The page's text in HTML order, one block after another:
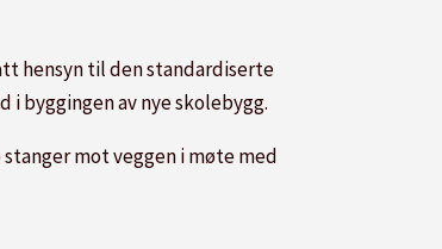
hensyn til den standardiserte
byggingen av nye skolebygg.
mot veggen i møte med